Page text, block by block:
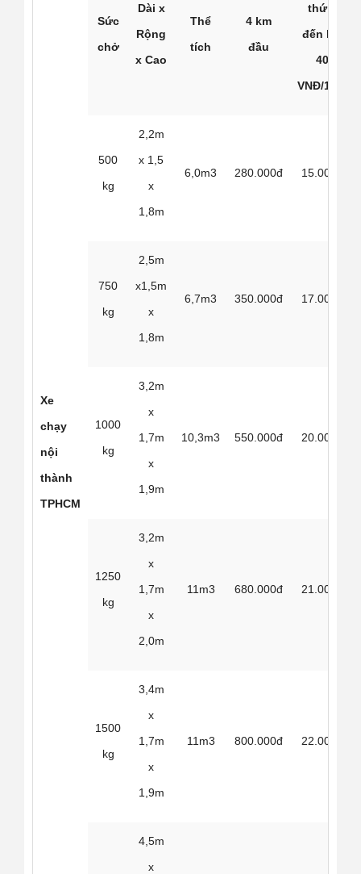
Xe
chạy
nội
thành
TPHCM
Sức
chở
Dài x
Rộng
x Cao
Thể
tích
4 km
đầu
thứ 4
đến km
40
VNĐ/1km
500
kg
2,2m
x 1,5
x
1,8m
6,0m3 280.000đ 15.000đ
750
kg
2,5m
x1,5m
x
1,8m
6,7m3 350.000đ 17.000đ
1000
kg
3,2m
x
1,7m
x
1,9m
10,3m3 550.000đ 20.000đ
1250
kg
3,2m
x
1,7m
x
2,0m
11m3 680.000đ 21.000đ
1500
kg
3,4m
x
1,7m
x
1,9m
11m3 800.000đ 22.000đ
4,5m
x